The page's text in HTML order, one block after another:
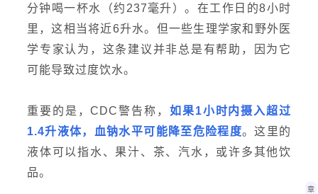
分钟喝一杯水（约237毫升）。在工作日的8小时
里，这相当将近6升水。但一些生理学家和野外医
学专家认为，这条建议并非总是有帮助，因为它
可能导致过度饮水。
重要的是，CDC警告称， 如果1小时内摄入超过
1.4升液体，血钠水平可能降至危险程度。这里的
液体可以指水、果汁、茶、汽水，或许多其他饮
品。
章